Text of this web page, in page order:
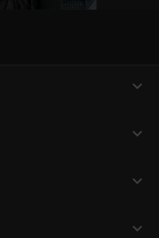
expand_more
expand_more
expand_more
expand_more